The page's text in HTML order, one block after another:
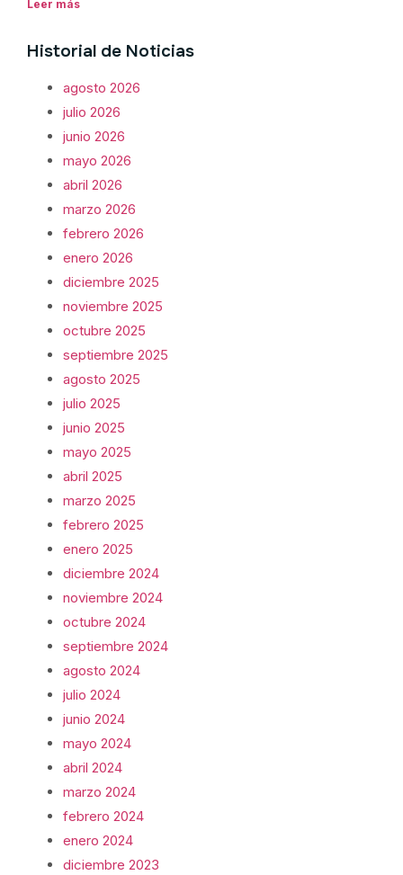
Leer más
Historial de Noticias
agosto 2026
julio 2026
junio 2026
mayo 2026
abril 2026
marzo 2026
febrero 2026
enero 2026
diciembre 2025
noviembre 2025
octubre 2025
septiembre 2025
agosto 2025
julio 2025
junio 2025
mayo 2025
abril 2025
marzo 2025
febrero 2025
enero 2025
diciembre 2024
noviembre 2024
octubre 2024
septiembre 2024
agosto 2024
julio 2024
junio 2024
mayo 2024
abril 2024
marzo 2024
febrero 2024
enero 2024
diciembre 2023